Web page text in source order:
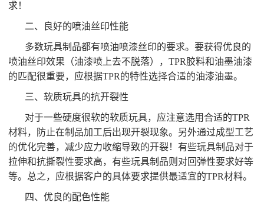
求！
二、良好的喷油丝印性能
多数玩具制品都有喷油喷漆丝印的要求。要获得优良的
喷油丝印效果（油漆喷上去不脱落），TPR胶料和油墨油漆
的匹配很重要，应根据TPR的特性选择合适的油漆油墨。
三、软质玩具的抗开裂性
对于一些硬度很软的软质玩具，应注意选用合适的TPR
材料，防止在制品加工后出现开裂现象。另外通过成型工艺
的优化完善，减少应力收缩导致的开裂！有些玩具制品对于
拉伸和抗撕裂性要求高，有些玩具制品则对回弹性要求好等
等。总之，应根据客户的具体要求提供最适宜的TPR材料。
四、优良的配色性能